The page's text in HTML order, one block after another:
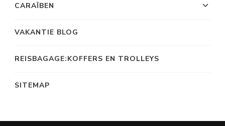
CARAÏBEN
VAKANTIE BLOG
REISBAGAGE:KOFFERS EN TROLLEYS
SITEMAP